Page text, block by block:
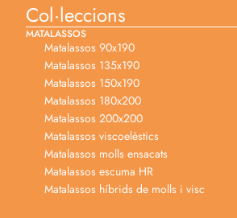
Col·leccions
MATALASSOS
Matalassos 90x190
Matalassos 135x190
Matalassos 150x190
Matalassos 180x200
Matalassos 200x200
Matalassos viscoelèstics
Matalassos molls ensacats
Matalassos escuma HR
Matalassos híbrids de molls i visc